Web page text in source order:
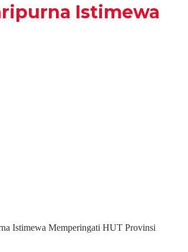
Istimewa
Istimewa Memperingati HUT Provinsi